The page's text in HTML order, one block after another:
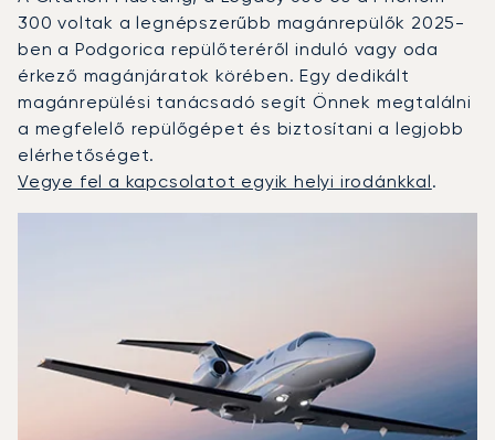
300 voltak a legnépszerűbb magánrepülők 2025-
ben a Podgorica repülőteréről induló vagy oda
érkező magánjáratok körében. Egy dedikált
magánrepülési tanácsadó segít Önnek megtalálni
a megfelelő repülőgépet és biztosítani a legjobb
elérhetőséget.
Vegye fel a kapcsolatot egyik helyi irodánkkal.